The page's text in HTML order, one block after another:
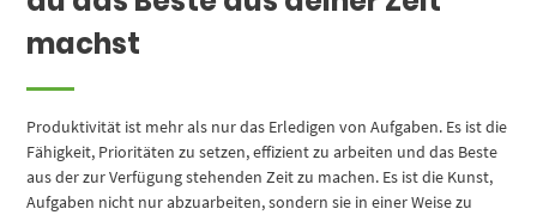
machst
Produktivität ist mehr als nur das Erledigen von Aufgaben. Es ist die
Fähigkeit, Prioritäten zu setzen, effizient zu arbeiten und das Beste
aus der zur Verfügung stehenden Zeit zu machen. Es ist die Kunst,
Aufgaben nicht nur abzuarbeiten, sondern sie in einer Weise zu